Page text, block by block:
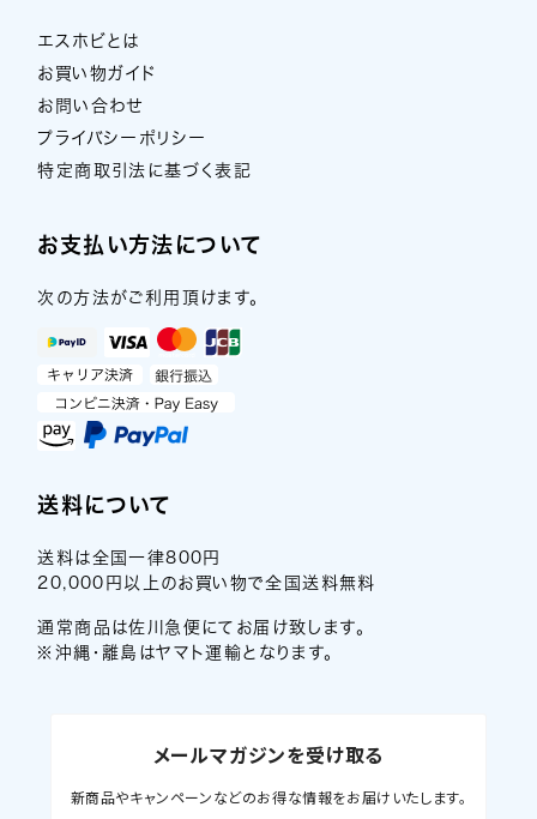
エスホビとは
お買い物ガイド
お問い合わせ
プライバシーポリシー
特定商取引法に基づく表記
お支払い方法について
次の方法がご利用頂けます。
送料について
送料は全国一律800円
20,000円以上のお買い物で全国送料無料
通常商品は佐川急便にてお届け致します。
※沖縄・離島はヤマト運輸となります。
メールマガジンを受け取る
新商品やキャンペーンなどのお得な情報をお届けいたします。